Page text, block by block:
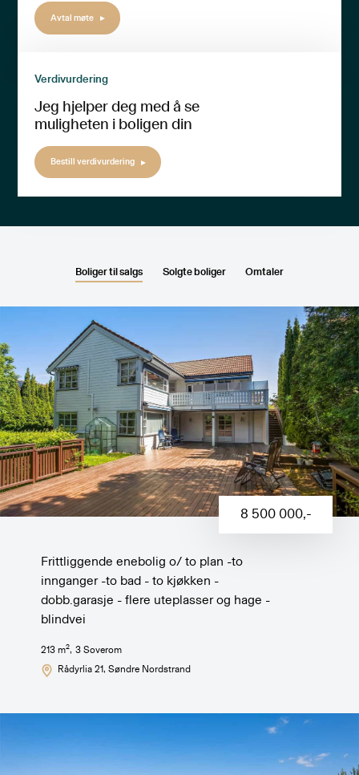
Avtal møte
Verdivurdering
Jeg hjelper deg med å se
muligheten i boligen din
Bestill verdivurdering
Boliger til salgs Solgte boliger Omtaler
8 500 000,-
Frittliggende enebolig o/ to plan -to
innganger -to bad - to kjøkken -
dobb.garasje - flere uteplasser og hage -
blindvei
213 m2, 3Soverom
Rådyrlia 21, Søndre Nordstrand